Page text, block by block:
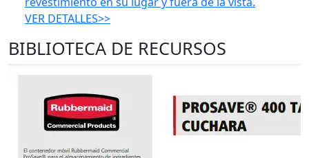
VER DETALLES>>
BIBLIOTECA DE RECURSOS